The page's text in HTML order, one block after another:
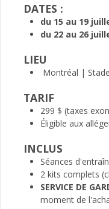
DATES :
du 15 au 19
du 22 au 26
LIEU
Montréal |
TARIF
299 $ (taxes
Éligible aux
INCLUS
Séances
2 kits complets
SERVICE DE
moment de